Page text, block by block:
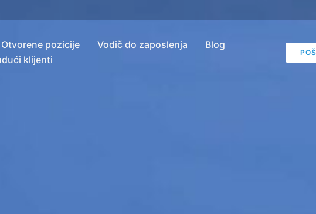
Otvorene pozicije Vodič do zaposlenja
Blog
klijenti